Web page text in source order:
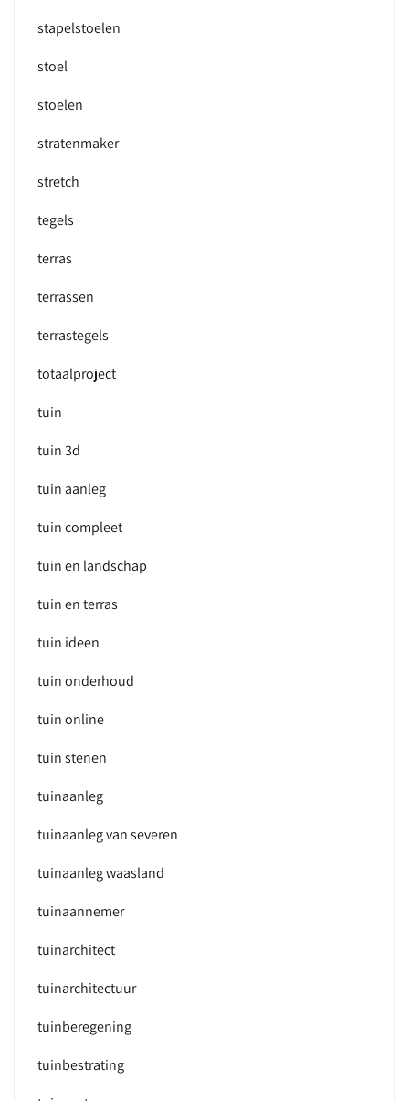
stapelstoelen
stoel
stoelen
stratenmaker
stretch
tegels
terras
terrassen
terrastegels
totaalproject
tuin
tuin 3d
tuin aanleg
tuin compleet
tuin en landschap
tuin en terras
tuin ideen
tuin onderhoud
tuin online
tuin stenen
tuinaanleg
tuinaanleg van severen
tuinaanleg waasland
tuinaannemer
tuinarchitect
tuinarchitectuur
tuinberegening
tuinbestrating